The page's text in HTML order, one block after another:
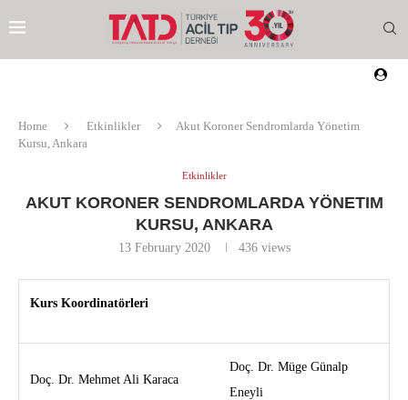
Home Etkinlikler
Akut Koroner Sendromlarda Yönetim
Kursu, Ankara
Etkinlikler
AKUT KORONER SENDROMLARDA YÖNETIM
KURSU, ANKARA
13 February 2020 436views
Kurs Koordinatörleri
Doç. Dr. Mehmet Ali Karaca
Doç. Dr. Müge Günalp
Eneyli